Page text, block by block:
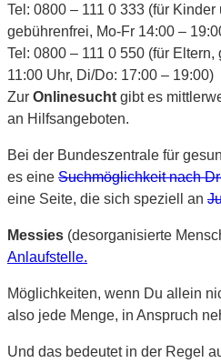
Tel: 0800 – 111 0 333 (für
gebührenfrei, Mo-Fr 14:00 –
Tel: 0800 – 111 0 550 (für
11:00 Uhr, Di/Do: 17:00 – 19:00)
Zur Onlinesucht gibt es
an Hilfsangeboten.
Bei der Bundeszentrale für
es eine Suchmöglichkeit nach
eine Seite, die sich speziell an
Messies (desorganisierte
Anlaufstelle.
Möglichkeiten, wenn Du allein
also jede Menge, in Anspruch
Und das bedeutet in der Regel